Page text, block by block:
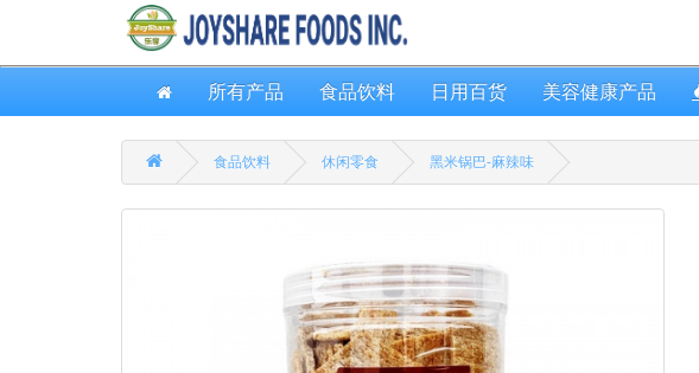
所有产品 食品饮料 日用百货 美容健康产品
食品饮料 休闲零食 黑米锅巴-麻辣味